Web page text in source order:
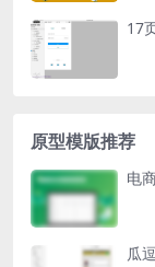
17
原型模版推荐
电
瓜